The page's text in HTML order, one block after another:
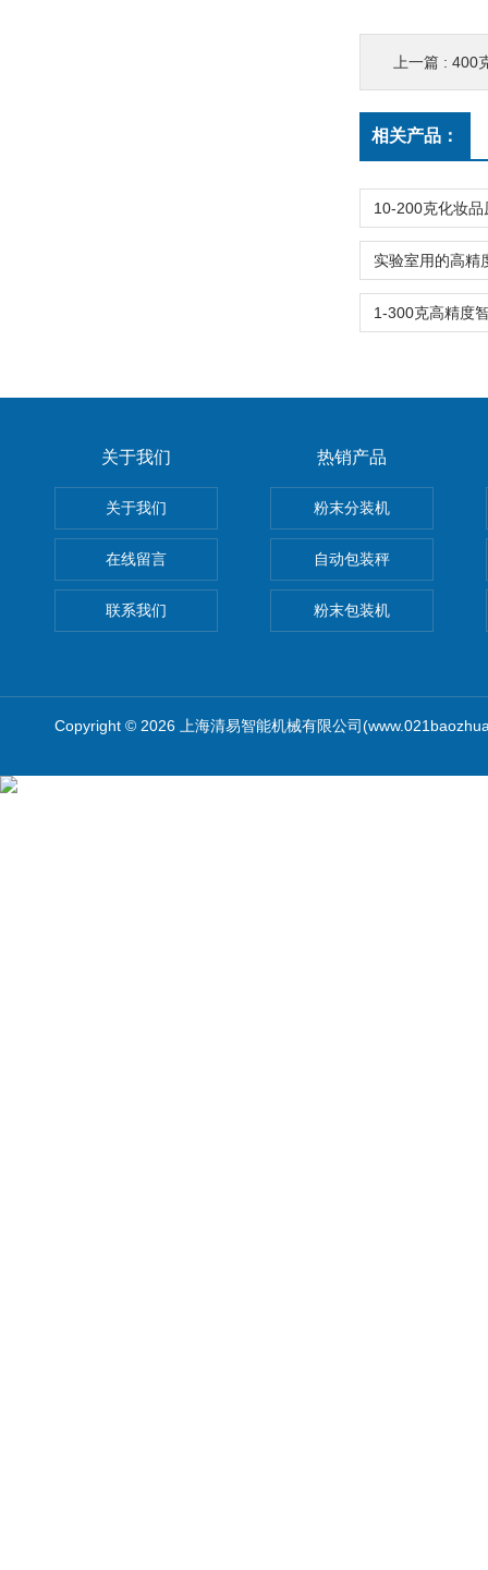
上一篇 : 400
相关产品：
关于我们
关于我们
在线留言
联系我们
热销产品
粉末分装机
自动包装秤
粉末包装机
Copyright © 2026 上海清易智能机械有限公司